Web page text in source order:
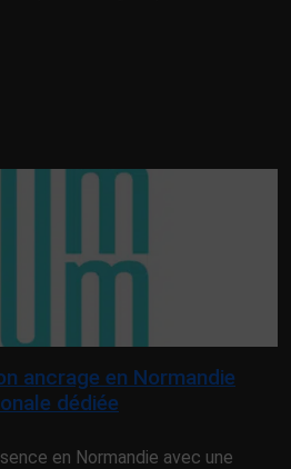
ancrage en Normandie
dédiée
en Normandie avec une